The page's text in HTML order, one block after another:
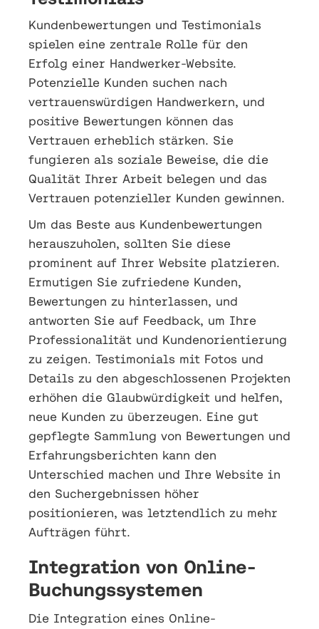
Kundenbewertungen und Testimonials
spielen eine zentrale Rolle für den
Erfolg einer Handwerker-Website.
Potenzielle Kunden suchen nach
vertrauenswürdigen Handwerkern, und
positive Bewertungen können das
Vertrauen erheblich stärken. Sie
fungieren als soziale Beweise, die die
Qualität Ihrer Arbeit belegen und das
Vertrauen potenzieller Kunden gewinnen.
Um das Beste aus Kundenbewertungen
herauszuholen, sollten Sie diese
prominent auf Ihrer Website platzieren.
Ermutigen Sie zufriedene Kunden,
Bewertungen zu hinterlassen, und
antworten Sie auf Feedback, um Ihre
Professionalität und Kundenorientierung
zu zeigen. Testimonials mit Fotos und
Details zu den abgeschlossenen Projekten
erhöhen die Glaubwürdigkeit und helfen,
neue Kunden zu überzeugen. Eine gut
gepflegte Sammlung von Bewertungen und
Erfahrungsberichten kann den
Unterschied machen und Ihre Website in
den Suchergebnissen höher
positionieren, was letztendlich zu mehr
Aufträgen führt.
Integration von Online-
Buchungssystemen
Die Integration eines Online-